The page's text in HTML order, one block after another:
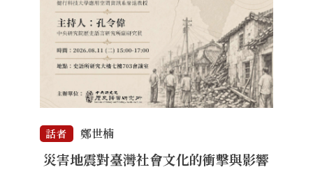
話者 鄭世楠
災害地震對臺灣社會文化的衝擊與影響